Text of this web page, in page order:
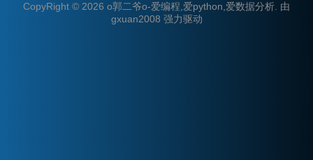
CopyRight © 2026 o郭二爷o-爱编程,爱python,爱数据分析 由
gxuan2008 强力驱动